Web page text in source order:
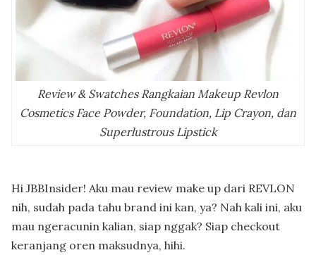
Review & Swatches Rangkaian Makeup Revlon
Cosmetics Face Powder, Foundation, Lip Crayon, dan
Superlustrous Lipstick
Hi JBBInsider! Aku mau review make up dari REVLON
nih, sudah pada tahu brand ini kan, ya? Nah kali ini, aku
mau ngeracunin kalian, siap nggak? Siap checkout
keranjang oren maksudnya, hihi.